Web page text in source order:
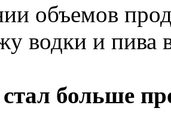
объемов
водки и пива
больше